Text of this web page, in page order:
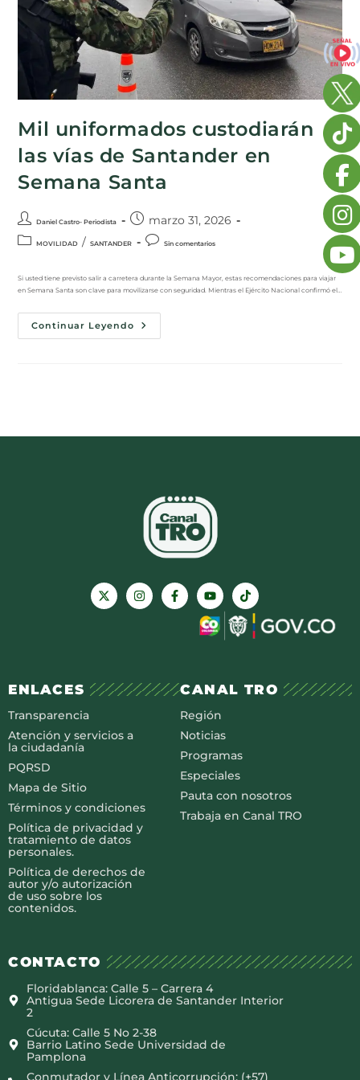
Mil uniformados custodiarán
las vías de Santander en
Semana Santa
Daniel Castro- Periodista marzo 31, 2026
MOVILIDAD / SANTANDER Sin comentarios
Si usted tiene previsto salir a carretera durante la Semana Mayor, estas recomendaciones para viajar
en Semana Santa son clave para movilizarse con seguridad. Mientras el Ejército Nacional confirmó el…
Continuar Leyendo
ENLACES
Transparencia
Atención y servicios a
la ciudadanía
PQRSD
Mapa de Sitio
Términos y condiciones
Política de privacidad y
tratamiento de datos
personales.
Política de derechos de
autor y/o autorización
de uso sobre los
contenidos.
CANAL TRO
Región
Noticias
Programas
Especiales
Pauta con nosotros
Trabaja en Canal TRO
CONTACTO
Floridablanca: Calle 5 – Carrera 4
Antigua Sede Licorera de Santander Interior
2
Cúcuta: Calle 5 No 2-38
Barrio Latino Sede Universidad de
Pamplona
Conmutador y Línea Anticorrupción: (+57)